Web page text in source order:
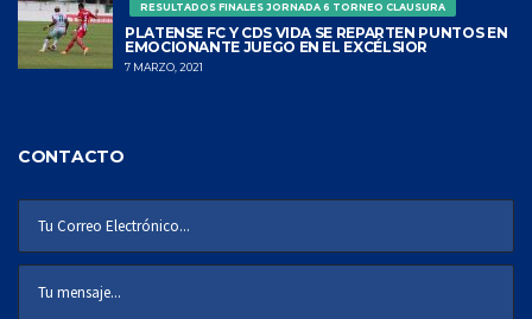
RESULTADOS FINALES JORNADA 6 TORNEO CLAUSURA
PLATENSE FC Y CDS VIDA SE REPARTEN PUNTOS EN
EMOCIONANTE JUEGO EN EL EXCÉLSIOR
7 MARZO, 2021
CONTACTO